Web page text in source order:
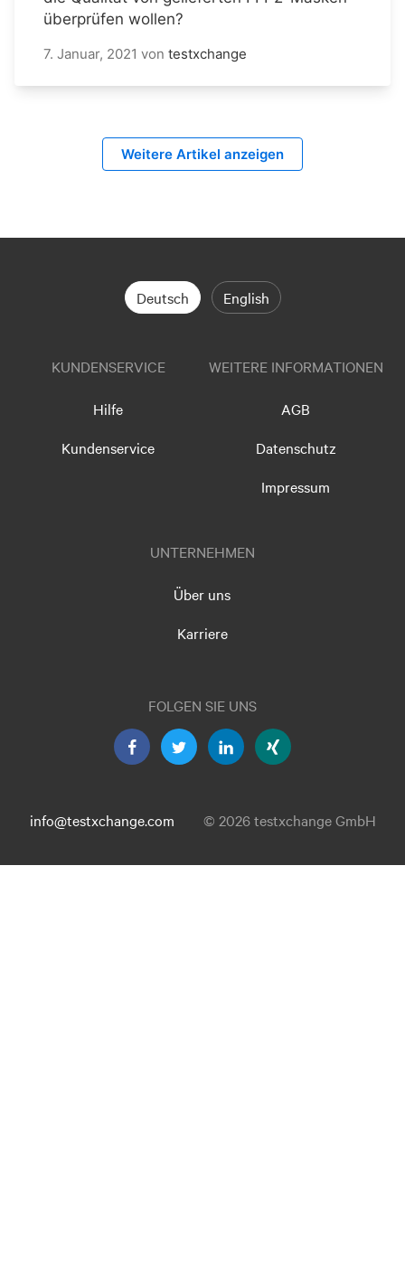
überprüfen wollen?
7. Januar, 2021 von testxchange
Weitere Artikel anzeigen
Deutsch English
KUNDENSERVICE
Hilfe
Kundenservice
WEITERE INFORMATIONEN
AGB
Datenschutz
Impressum
UNTERNEHMEN
Über uns
Karriere
FOLGEN SIE UNS
info@testxchange.com © 2026 testxchange GmbH